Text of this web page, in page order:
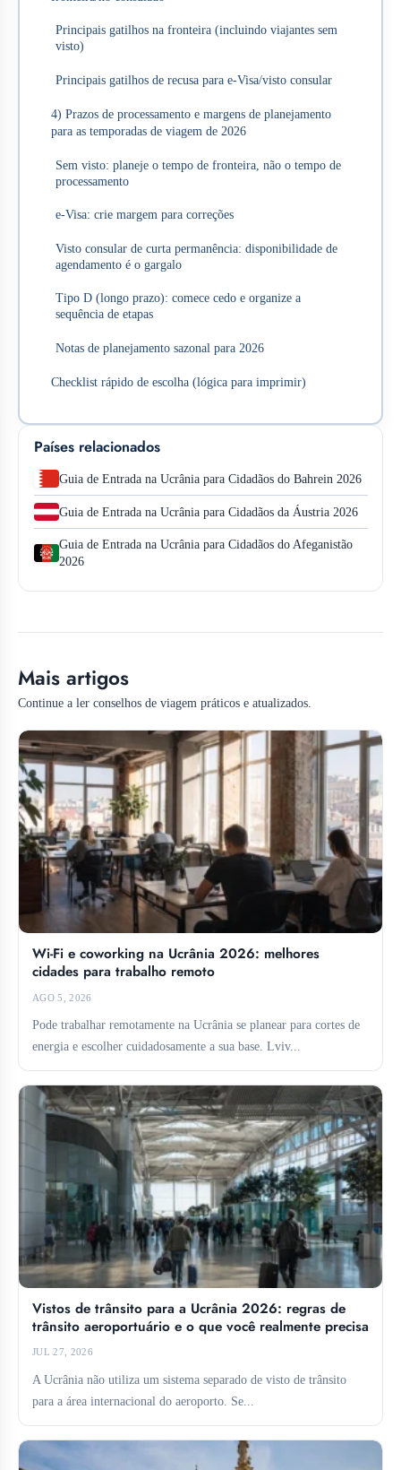
Principais gatilhos na fronteira (incluindo viajantes sem
visto)
Principais gatilhos de recusa para e‑Visa/visto consular
4) Prazos de processamento e margens de planejamento
para as temporadas de viagem de 2026
Sem visto: planeje o tempo de fronteira, não o tempo de
processamento
e‑Visa: crie margem para correções
Visto consular de curta permanência: disponibilidade de
agendamento é o gargalo
Tipo D (longo prazo): comece cedo e organize a
sequência de etapas
Notas de planejamento sazonal para 2026
Checklist rápido de escolha (lógica para imprimir)
Países relacionados
Guia de Entrada na Ucrânia para Cidadãos do Bahrein 2026
Guia de Entrada na Ucrânia para Cidadãos da Áustria 2026
Guia de Entrada na Ucrânia para Cidadãos do Afeganistão
2026
Mais artigos
Continue a ler conselhos de viagem práticos e atualizados.
Wi-Fi e coworking na Ucrânia 2026: melhores
cidades para trabalho remoto
AGO 5, 2026
Pode trabalhar remotamente na Ucrânia se planear para cortes de
energia e escolher cuidadosamente a sua base. Lviv...
Vistos de trânsito para a Ucrânia 2026: regras de
trânsito aeroportuário e o que você realmente precisa
JUL 27, 2026
A Ucrânia não utiliza um sistema separado de visto de trânsito
para a área internacional do aeroporto. Se...